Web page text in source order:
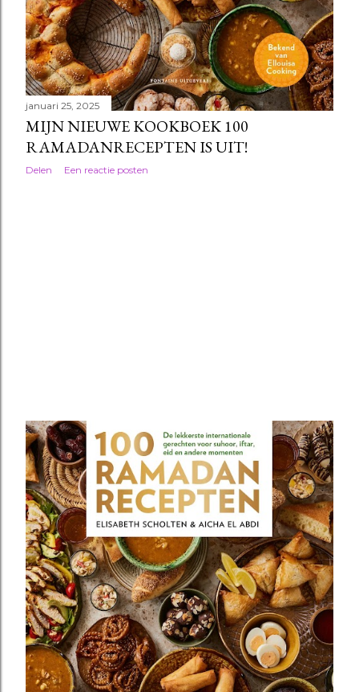
januari 25, 2025
MIJN NIEUWE KOOKBOEK 100
RAMADANRECEPTEN IS UIT!
Delen Een reactie posten